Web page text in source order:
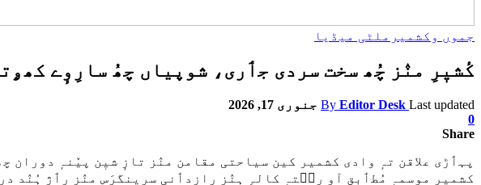
جموں وکشمیر ملٹی میڈیا
کٔشیٖرِ منٛز چُھ سخت سردی جٲری، شوپیاں چھُ سارِوٕے
By Editor Desk Last updated
جنوری 17, 2026
0
Share
پہٲڑی علاقن تہٕ وادی کشمیر کین سیاحتی مقامن منٛز تازٕ شیٖن پیٚنہٕ دوران